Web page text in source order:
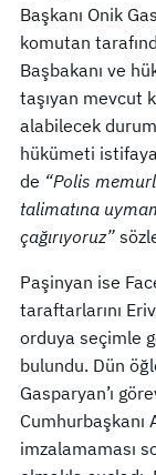
Başkanı Onik
komutan
Başbakanı ve
taşıyan mevcut
alabilecek
hükümeti
de “Polis
talimatına
çağırıyoruz”
Paşinyan ise
taraftarlarını
orduya seçimle
bulundu. Dün
Gasparyan’ı
Cumhurbaşkanı
imzalamaması